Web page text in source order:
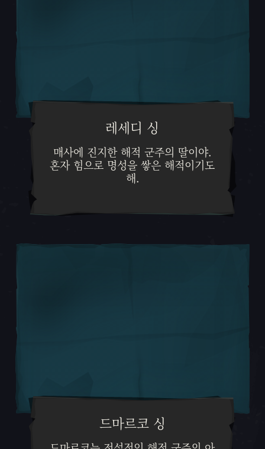
레세디 싱
매사에 진지한 해적 군주의 딸이야.
혼자 힘으로 명성을 쌓은 해적이기도
해.
매사에 진지한 해적 군주의 딸
드마르코 싱드마르코는 전설적인 해적 군주